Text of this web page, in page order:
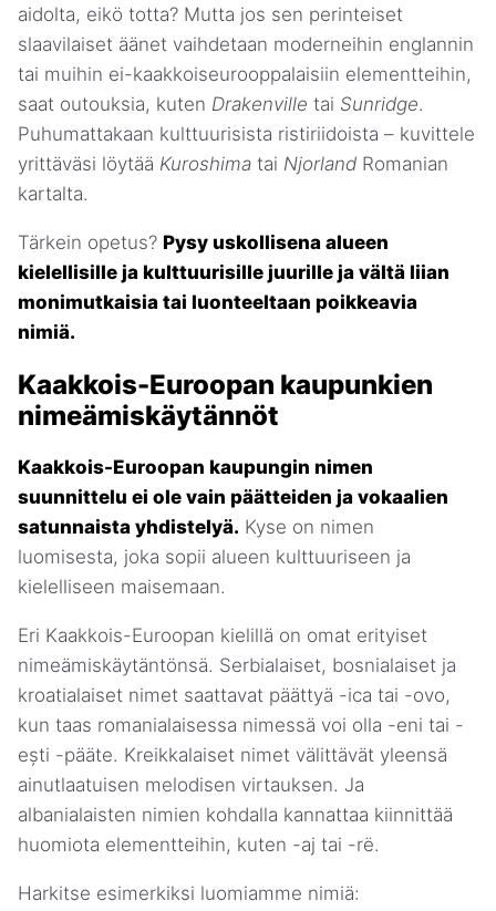
aidolta, eikö totta? Mutta jos sen perinteiset
slaavilaiset äänet vaihdetaan moderneihin englannin
tai muihin ei-kaakkoiseurooppalaisiin elementteihin,
saat outouksia, kuten Drakenville tai Sunridge.
Puhumattakaan kulttuurisista ristiriidoista – kuvittele
yrittäväsi löytää Kuroshima tai Njorland Romanian
kartalta.
Tärkein opetus? Pysy uskollisena alueen
kielellisille ja kulttuurisille juurille ja vältä liian
monimutkaisia tai luonteeltaan poikkeavia
nimiä.
Kaakkois-Euroopan kaupunkien
nimeämiskäytännöt
Kaakkois-Euroopan kaupungin nimen
suunnittelu ei ole vain päätteiden ja vokaalien
satunnaista yhdistelyä. Kyse on nimen
luomisesta, joka sopii alueen kulttuuriseen ja
kielelliseen maisemaan.
Eri Kaakkois-Euroopan kielillä on omat erityiset
nimeämiskäytäntönsä. Serbialaiset, bosnialaiset ja
kroatialaiset nimet saattavat päättyä -ica tai -ovo,
kun taas romanialaisessa nimessä voi olla -eni tai -
ești -pääte. Kreikkalaiset nimet välittävät yleensä
ainutlaatuisen melodisen virtauksen. Ja
albanialaisten nimien kohdalla kannattaa kiinnittää
huomiota elementteihin, kuten -aj tai -rë.
Harkitse esimerkiksi luomiamme nimiä: